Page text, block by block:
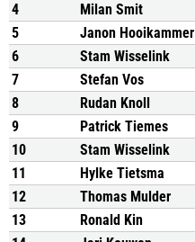
4
Milan Smit
5
Janon Hooikammer
6
Stam Wisselink
7
Stefan Vos
8
Rudan Knoll
9
Patrick Tiemes
10
Stam Wisselink
11
Hylke Tietsma
12
Thomas Mulder
13
Ronald Kin